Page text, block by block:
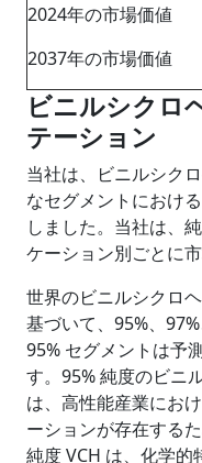
2024年の市場価値
2037年の市場価値
ビニルシクロ
テーション
当社は、ビニルシク
なセグメントにおけ
しました。当社は、
ケーション別ごとに
世界のビニルシクロ
基づいて、95%、
95% セグメントは予
す。95% 純度のビニ
は、高性能産業にお
ーションが存在する
純度 VCH は、化学